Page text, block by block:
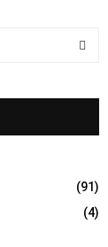
R
C
(91)
(4)